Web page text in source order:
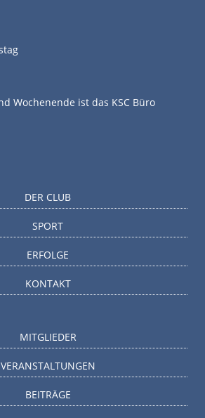
Wochenende ist das KSC Büro
DER CLUB
SPORT
ERFOLGE
KONTAKT
MITGLIEDER
VERANSTALTUNGEN
BEITRÄGE